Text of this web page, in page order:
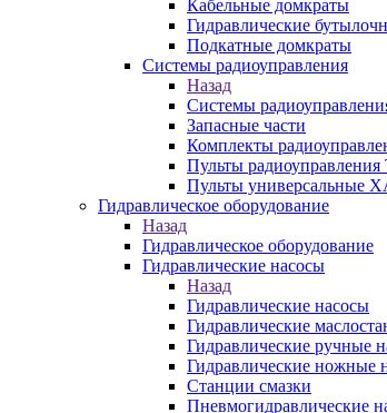
Кабельные домкраты
Гидравлические
Подкатные домкраты
Системы радиоуправления
Назад
Системы
Запасные части
Комплекты
Пульты радиоуправления
Пульты универсальные
Гидравлическое оборудование
Назад
Гидравлическое оборудование
Гидравлические насосы
Назад
Гидравлические насосы
Гидравлические
Гидравлические ручные
Гидравлические ножные
Станции смазки
Пневмогидравлические